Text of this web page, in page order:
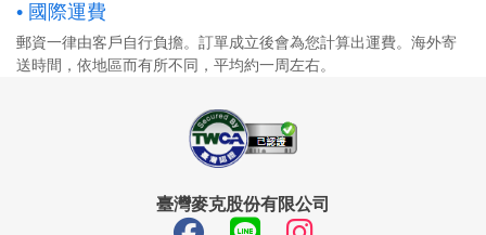
• 國際運費
郵資一律由客戶自行負擔。訂單成立後會為您計算出運費。海外寄
送時間，依地區而有所不同，平均約一周左右。
臺灣麥克股份有限公司